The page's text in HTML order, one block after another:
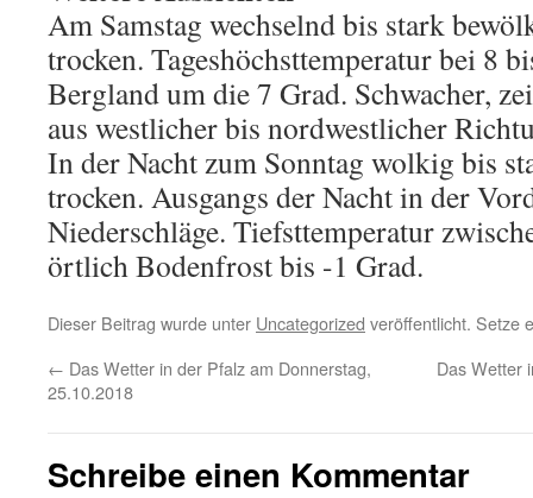
Am Samstag wechselnd bis stark
trocken. Tageshöchsttemperatur bei 8
Bergland um die 7 Grad. Schwacher,
aus westlicher bis nordwestlicher
In der Nacht zum Sonntag wolkig bis
trocken. Ausgangs der Nacht in der
Niederschläge. Tiefsttemperatur
örtlich Bodenfrost bis -1 Grad.
Dieser Beitrag wurde unter Uncategorized veröffentlicht. Setze
← Das Wetter in der Pfalz am Donnerstag,
25.10.2018
Das Wetter
Schreibe einen Kommentar